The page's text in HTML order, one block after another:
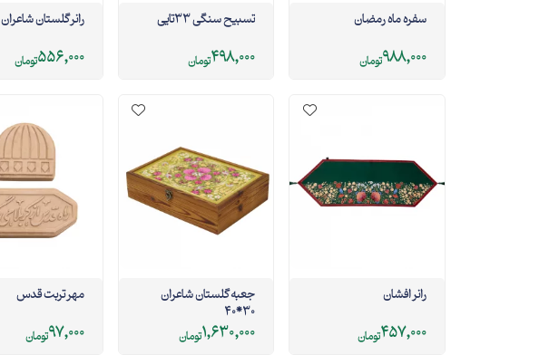
سفره ماه رمضان
988,000تومان
تسبیح سنگی 33تایی
498,000تومان
رانر گلستان شاعران
556,000تومان
رانر افشان
457,000تومان
جعبه گلستان شاعران
30*40
1,630,000تومان
مهر تربت قدس
97,000تومان